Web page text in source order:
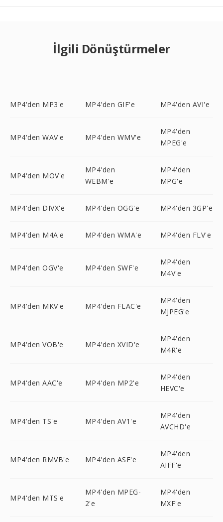
İlgili Dönüştürmeler
MP4'den MP3'e MP4'den GIF'e MP4'den AVI'e
MP4'den WAV'e MP4'den WMV'e
MP4'den
MPEG'e
MP4'den MOV'e
MP4'den
WEBM'e
MP4'den
MPG'e
MP4'den DIVX'e MP4'den OGG'e MP4'den 3GP'e
MP4'den M4A'e MP4'den WMA'e MP4'den FLV'e
MP4'den OGV'e MP4'den SWF'e
MP4'den
M4V'e
MP4'den MKV'e MP4'den FLAC'e
MP4'den
MJPEG'e
MP4'den VOB'e MP4'den XVID'e
MP4'den
M4R'e
MP4'den AAC'e MP4'den MP2'e
MP4'den
HEVC'e
MP4'den TS'e MP4'den AV1'e
MP4'den
AVCHD'e
MP4'den RMVB'e MP4'den ASF'e
MP4'den
AIFF'e
MP4'den MTS'e
MP4'den MPEG-
2'e
MP4'den
MXF'e